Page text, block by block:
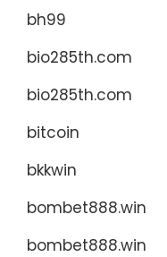
bh99
bio285th.com
bio285th.com
bitcoin
bkkwin
bombet888.win
bombet888.win